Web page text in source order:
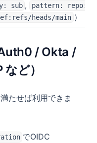
sub ,
pattern:
heads/main ）
/ Okta /
ど）
たせば利用できま
でOIDC